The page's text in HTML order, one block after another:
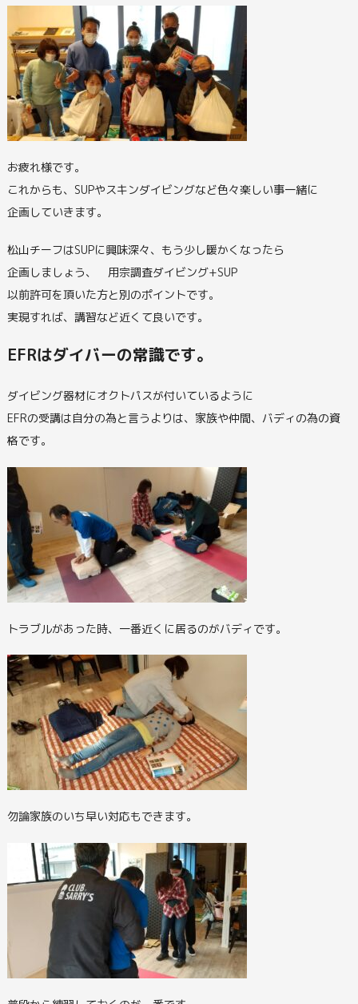
お疲れ様です。
これからも、SUPやスキンダイビングなど色々楽しい事一緒に
企画していきます。
松山チーフはSUPに興味深々、もう少し暖かくなったら
企画しましょう、 用宗調査ダイビング+SUP
以前許可を頂いた方と別のポイントです。
実現すれば、講習など近くて良いです。
EFRはダイバーの常識です。
ダイビング器材にオクトパスが付いているように
EFRの受講は自分の為と言うよりは、家族や仲間、バディの為の資
格です。
トラブルがあった時、一番近くに居るのがバディです。
勿論家族のいち早い対応もできます。